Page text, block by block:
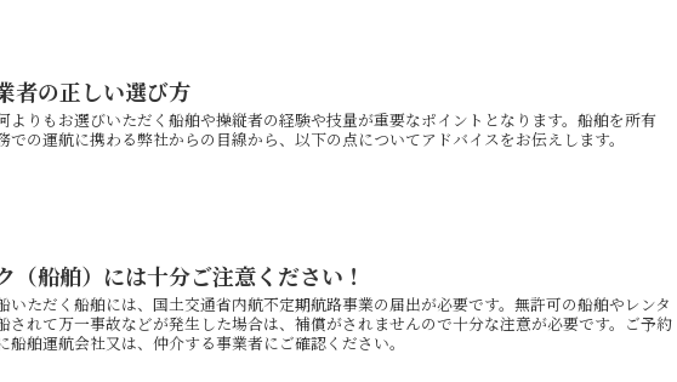
者の正しい選び方
よりもお選びいただく船舶や操縦者の経験や技量が重要なポイントとなります。船舶を所有
での運航に携わる弊社からの目線から、以下の点についてアドバイスをお伝えします。
（船舶）には十分ご注意ください！
いただく船舶には、国土交通省内航不定期航路事業の届出が必要です。無許可の船舶やレンタ
されて万一事故などが発生した場合は、補償がされませんので十分な注意が必要です。ご予約
船舶運航会社又は、仲介する事業者にご確認ください。